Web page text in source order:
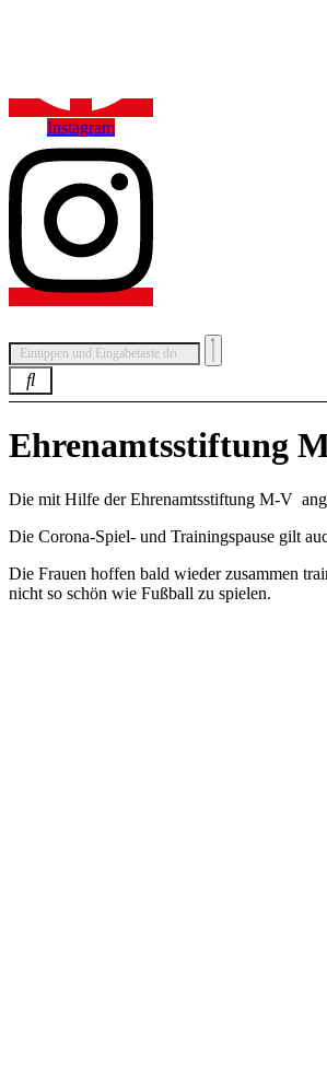
Instagram
Ehrenamtsstiftung
Die mit Hilfe der Ehrenamtsstiftung M-V
Die Corona-Spiel- und Trainingspause gilt
Die Frauen hoffen bald wieder zusammen
nicht so schön wie Fußball zu spielen.